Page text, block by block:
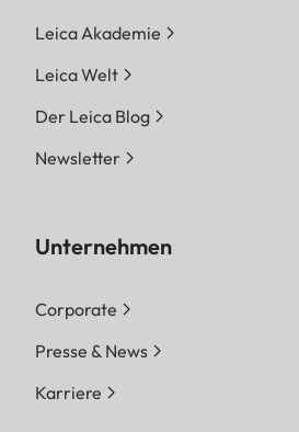
Leica Akademie
Leica Welt
Der Leica Blog
Newsletter
Unternehmen
Corporate
Presse & News
Karriere